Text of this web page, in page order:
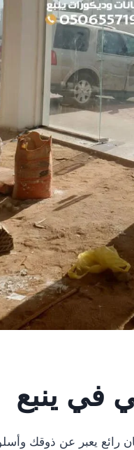
في ينبع
رائع يعبر عن ذوقك